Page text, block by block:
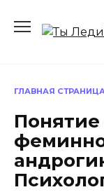
содержанию
ГЛАВНАЯ